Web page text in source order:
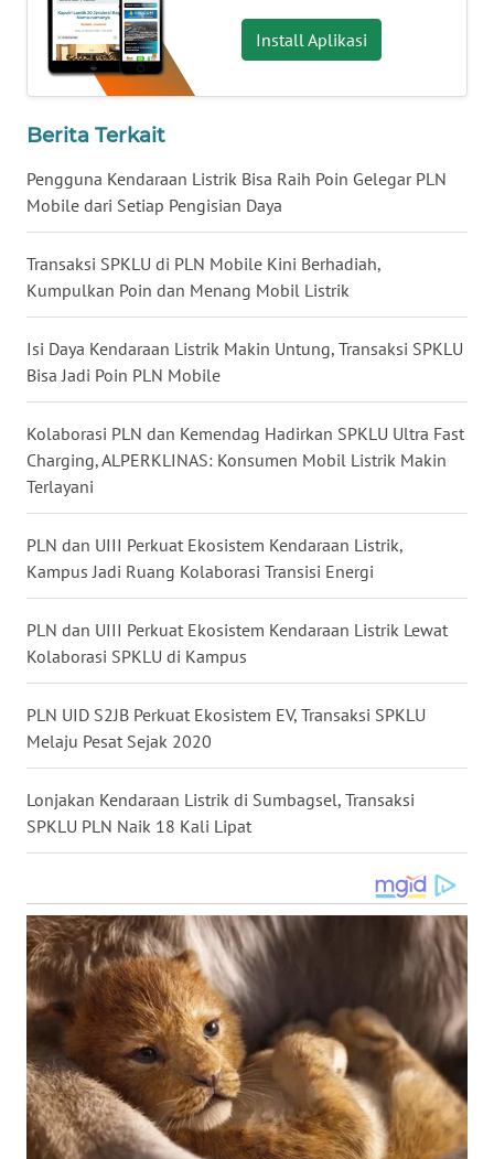
Install Aplikasi
Berita Terkait
Pengguna Kendaraan Listrik Bisa Raih Poin Gelegar PLN
Mobile dari Setiap Pengisian Daya
Transaksi SPKLU di PLN Mobile Kini Berhadiah,
Kumpulkan Poin dan Menang Mobil Listrik
Isi Daya Kendaraan Listrik Makin Untung, Transaksi SPKLU
Bisa Jadi Poin PLN Mobile
Kolaborasi PLN dan Kemendag Hadirkan SPKLU Ultra Fast
Charging, ALPERKLINAS: Konsumen Mobil Listrik Makin
Terlayani
PLN dan UIII Perkuat Ekosistem Kendaraan Listrik,
Kampus Jadi Ruang Kolaborasi Transisi Energi
PLN dan UIII Perkuat Ekosistem Kendaraan Listrik Lewat
Kolaborasi SPKLU di Kampus
PLN UID S2JB Perkuat Ekosistem EV, Transaksi SPKLU
Melaju Pesat Sejak 2020
Lonjakan Kendaraan Listrik di Sumbagsel, Transaksi
SPKLU PLN Naik 18 Kali Lipat
WN
NUSANTARA
JOGJA
WN
JATIM
WN
BALI
WN
KALBAR
WN
KALTENG
WN
KALTARA
WN
KALSEL
WN
WN
SULUT
WN
MALUKU
WN
MALUT